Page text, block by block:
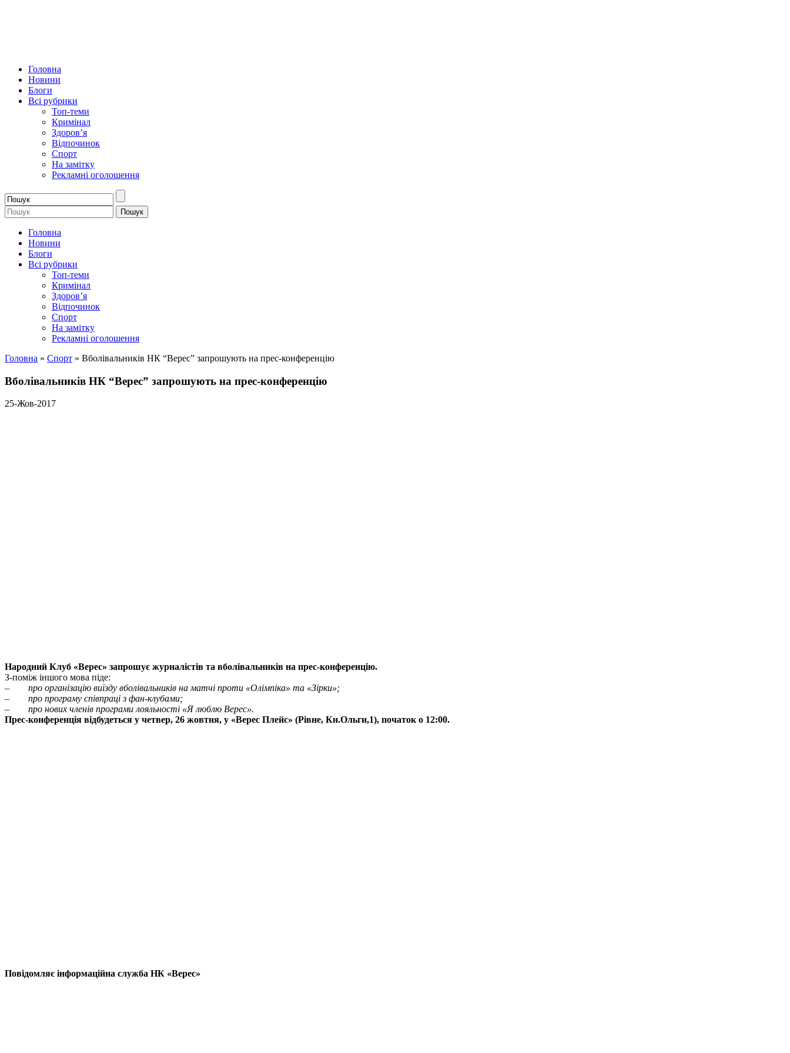
Головна
Новини
Блоги
Всі рубрики
Топ-теми
Кримінал
Здоров’я
Відпочинок
Спорт
На замітку
Рекламні оголошення
Головна
Новини
Блоги
Всі рубрики
Топ-теми
Кримінал
Здоров’я
Відпочинок
Спорт
На замітку
Рекламні оголошення
Головна » Спорт » Вболівальників НК “Верес” запрошують на прес-конференцію
Вболівальників НК “Верес” запрошують на прес-конференцію
25-Жов-2017
Народний Клуб «Верес» запрошує журналістів та вболівальників на прес-конференцію.
З-поміж іншого мова піде:
–
про організацію виїзду вболівальників на матчі проти «Олімпіка» та «Зірки»;
– про програму співпраці з фан-клубами;
– про нових членів програми лояльності «Я люблю Верес».
Прес-конференція відбудеться у четвер, 26 жовтня, у «Верес Плейс» (Рівне, Кн.Ольги,1), початок о 12:00.
Повідомляє інформаційна служба НК «Верес»